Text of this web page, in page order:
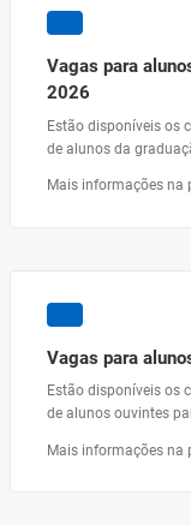
Vagas para
2026
Estão disponíveis os
de alunos da
Mais informações na
Vagas para
Estão disponíveis os
de alunos ouvintes
Mais informações na